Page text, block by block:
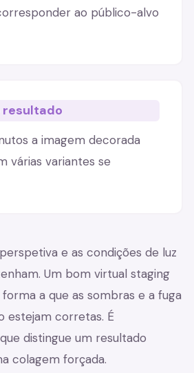
ao público-alvo
resultado
a imagem decorada
várias variantes se
e as condições de luz
Um bom virtual staging
a que as sombras e a fuga
estejam corretas. É
distingue um resultado
colagem forçada.